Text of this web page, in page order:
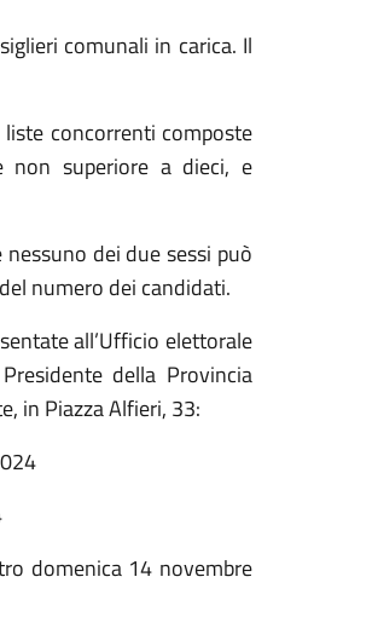
comunali in carica. Il
liste concorrenti composte
superiore a dieci, e
dei due sessi può
numero dei candidati.
all’Ufficio elettorale
della Provincia
in Piazza Alfieri, 33:
domenica 14 novembre